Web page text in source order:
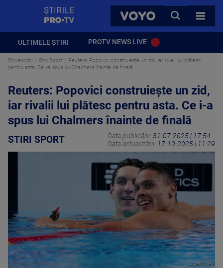
VOYO
CAUTA
TOATE
ULTIMELE ȘTIRI PROTV NEWS LIVE
Stirileprotv Stiri Sport
Reuters: Popovici construieşte un zid, iar rivalii lui plătesc
pentru asta. Ce i-a spus lui Chalmers înainte de finală
Reuters: Popovici construieşte un zid,
iar rivalii lui plătesc pentru asta. Ce i-a
spus lui Chalmers înainte de finală
STIRI SPORT Data publicării: 31-07-2025 | 17:54
Data actualizării: 17-10-2025 | 11:29
AGERPRES